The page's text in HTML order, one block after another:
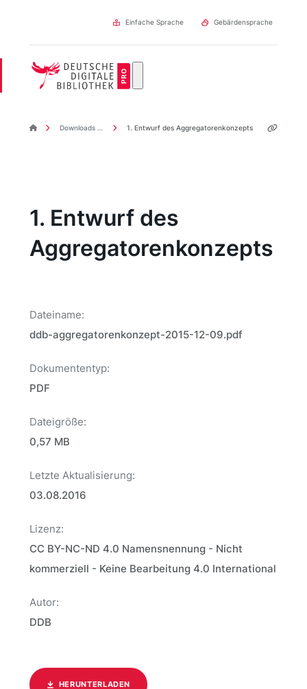
Einfache Sprache Gebärdensprache
DDBpro Startseite
Downloads & Links 1. Entwurf des Aggregatorenkonzepts
1. Entwurf des
Aggregatorenkonzepts
Dateiname:
ddb-aggregatorenkonzept-2015-12-09.pdf
Dokumententyp:
PDF
Dateigröße:
0,57 MB
Letzte Aktualisierung:
03.08.2016
Lizenz:
CC BY-NC-ND 4.0 Namensnennung - Nicht
kommerziell - Keine Bearbeitung 4.0 International
Autor:
DDB
HERUNTERLADEN